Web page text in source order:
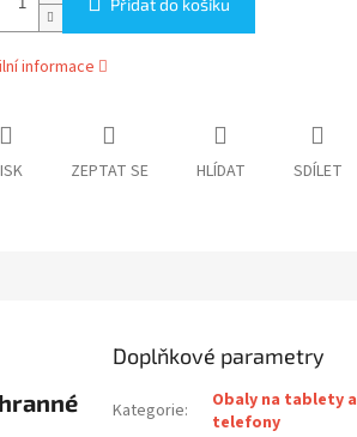
Přidat do košíku
informace
ZEPTAT SE HLÍDAT SDÍLET
Doplňkové parametry
Kategorie:
Obaly na tablety a
telefony